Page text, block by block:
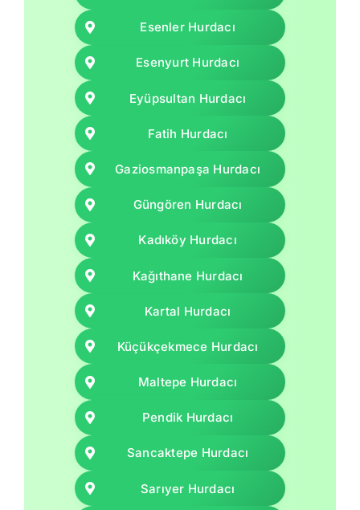
Esenler Hurdacı
Esenyurt Hurdacı
Eyüpsultan Hurdacı
Fatih Hurdacı
Gaziosmanpaşa Hurdacı
Güngören Hurdacı
Kadıköy Hurdacı
Kağıthane Hurdacı
Kartal Hurdacı
Küçükçekmece Hurdacı
Maltepe Hurdacı
Pendik Hurdacı
Sancaktepe Hurdacı
Sarıyer Hurdacı